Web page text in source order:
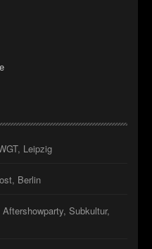
Leipzig
Berlin
Subkultur,